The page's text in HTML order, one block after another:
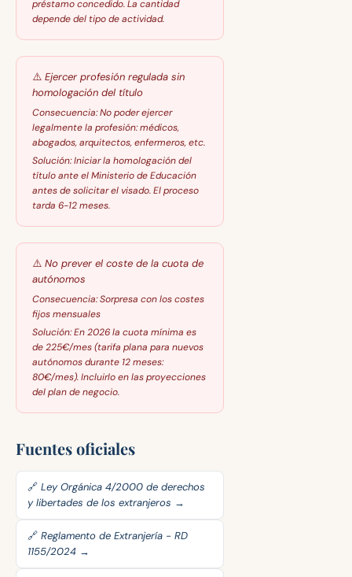
préstamo concedido. La cantidad
depende del tipo de actividad.
⚠️ Ejercer profesión regulada sin
homologación del título
Consecuencia:No poder ejercer
legalmente la profesión: médicos,
abogados, arquitectos, enfermeros, etc.
Solución:Iniciar la homologación del
título ante el Ministerio de Educación
antes de solicitar el visado. El proceso
tarda 6-12 meses.
⚠️ No prever el coste de la cuota de
autónomos
Consecuencia:Sorpresa con los costes
fijos mensuales
Solución:En 2026 la cuota mínima es
de 225€/mes (tarifa plana para nuevos
autónomos durante 12 meses:
80€/mes). Incluirlo en las proyecciones
del plan de negocio.
Fuentes oficiales
🔗 Ley Orgánica 4/2000 de derechos
y libertades de los extranjeros →
🔗 Reglamento de Extranjería - RD
1155/2024 →